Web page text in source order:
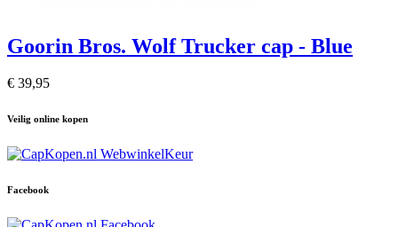
Goorin Bros. Wolf Trucker cap - Blue
€ 39,95
Veilig online kopen
Facebook